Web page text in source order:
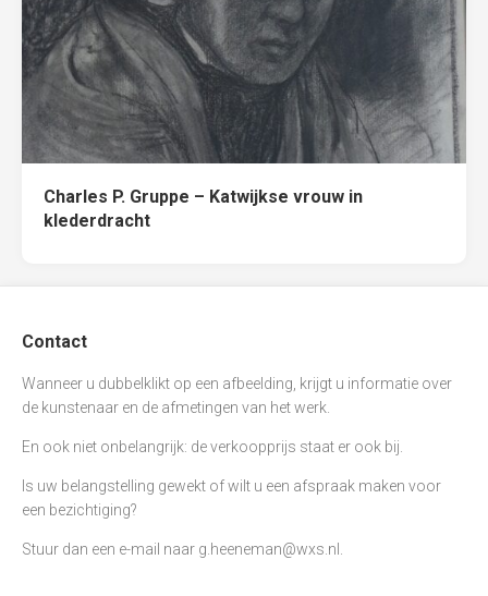
Charles P. Gruppe – Katwijkse vrouw in
klederdracht
Contact
Wanneer u dubbelklikt op een afbeelding, krijgt u informatie over
de kunstenaar en de afmetingen van het werk.
En ook niet onbelangrijk: de verkoopprijs staat er ook bij.
Is uw belangstelling gewekt of wilt u een afspraak maken voor
een bezichtiging?
Stuur dan een e-mail naar g.heeneman@wxs.nl